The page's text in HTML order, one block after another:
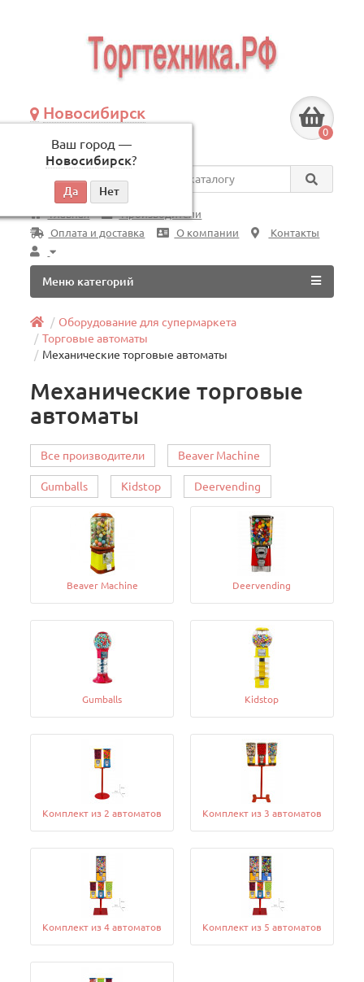
Новосибирск
Ваш город —
Новосибирск?
по будням, с 09:00 до 18:00
0
Везде
Главная
Производители
Оплата и доставка
О компании Контакты
Меню категорий
Оборудование для супермаркета
Торговые автоматы
Механические торговые автоматы
Механические торговые
автоматы
Все производители Beaver Machine
Gumballs Kidstop Deervending
Beaver Machine Deervending
Gumballs Kidstop
Комплект из 2 автоматов Комплект из 3 автоматов
Комплект из 4 автоматов Комплект из 5 автоматов